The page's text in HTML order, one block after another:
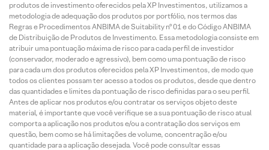
produtos de investimento oferecidos pela XP Investimentos, utilizamos a
metodologia de adequação dos produtos por portfólio, nos termos das
Regras e Procedimentos ANBIMA de Suitability nº 01 e do Código ANBIMA
de Distribuição de Produtos de Investimento. Essa metodologia consiste em
atribuir uma pontuação máxima de risco para cada perfil de investidor
(conservador, moderado e agressivo), bem como uma pontuação de risco
para cada um dos produtos oferecidos pela XP Investimentos, de modo que
todos os clientes possam ter acesso a todos os produtos, desde que dentro
das quantidades e limites da pontuação de risco definidas para o seu perfil.
Antes de aplicar nos produtos e/ou contratar os serviços objeto deste
material, é importante que você verifique se a sua pontuação de risco atual
comporta a aplicação nos produtos e/ou a contratação dos serviços em
questão, bem como se há limitações de volume, concentração e/ou
quantidade para a aplicação desejada. Você pode consultar essas